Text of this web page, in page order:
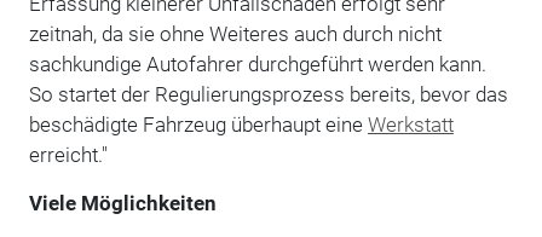
zeitnah, da sie ohne Weiteres auch durch nicht
sachkundige Autofahrer durchgeführt werden kann.
So startet der Regulierungsprozess bereits, bevor das
beschädigte Fahrzeug überhaupt eine Werkstatt
erreicht."
Viele Möglichkeiten